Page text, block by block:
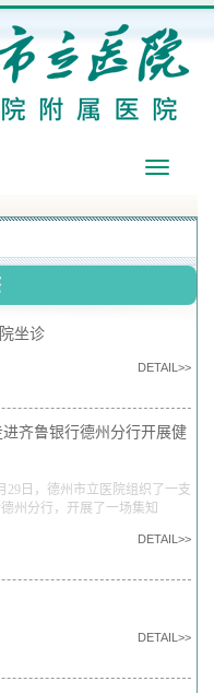
导
坐诊
DETAIL>>
齐鲁银行德州分行开展健
29日，德州市立医院组织了一支
州分行，开展了一场集知
DETAIL>>
DETAIL>>